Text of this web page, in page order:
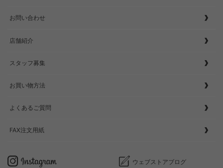
お問い合わせ
店舗紹介
スタッフ募集
お買い物方法
よくあるご質問
FAX注文用紙
ウェブストアブログ